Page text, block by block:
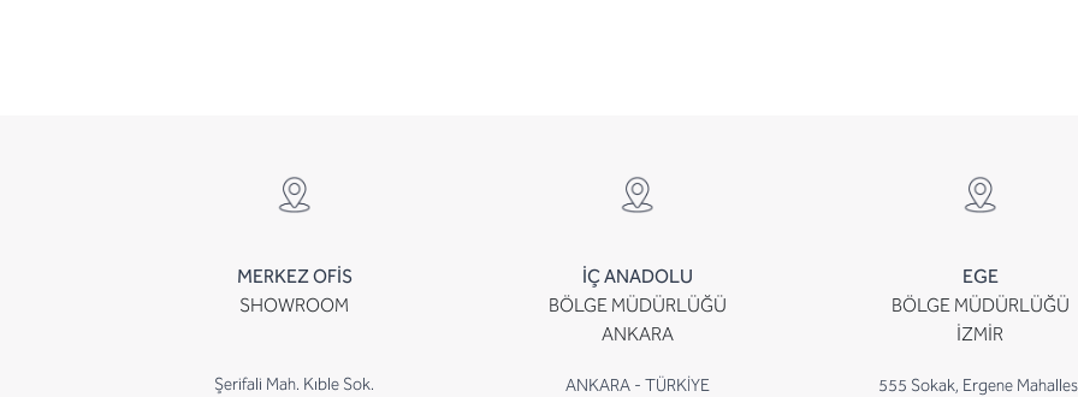
MERKEZ OFİS
SHOWROOM
Şerifali Mah. Kıble Sok.
İÇ ANADOLU
BÖLGE MÜDÜRLÜĞÜ
ANKARA
ANKARA - TÜRKİYE
EGE
BÖLGE MÜDÜRLÜĞÜ
İZMİR
555 Sokak, Ergene